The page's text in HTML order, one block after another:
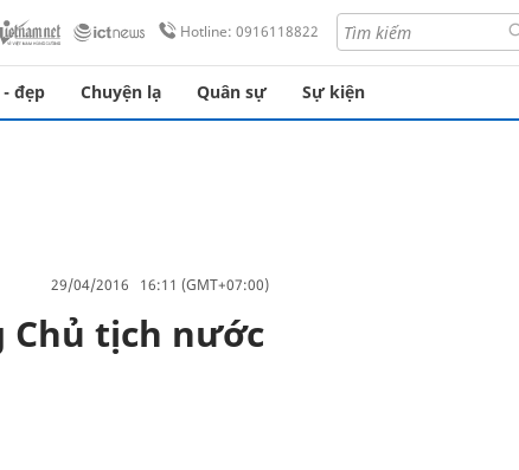
Hotline: 0916118822
- đẹp Chuyện lạ Quân sự Sự kiện
29/04/2016 16:11 (GMT+07:00)
Chủ tịch nước